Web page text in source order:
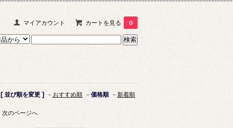
マイアカウント カートを見る 0
[ 並び順を変更 ] - おすすめ順 - 価格順 - 新着順
次のページへ